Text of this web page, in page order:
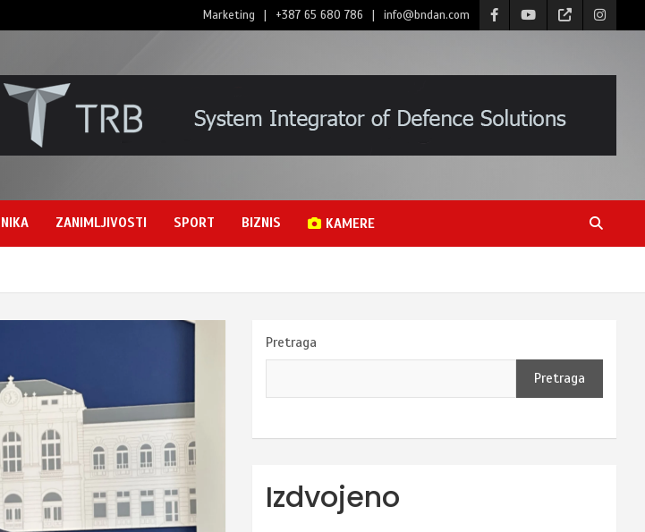
Marketing +387 65 680 786 info@bndan.com
ZANIMLJIVOSTI SPORT BIZNIS KAMERE
Pretraga
Pretraga
Izdvojeno